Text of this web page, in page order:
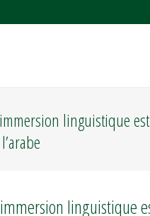
linguistique
linguistique